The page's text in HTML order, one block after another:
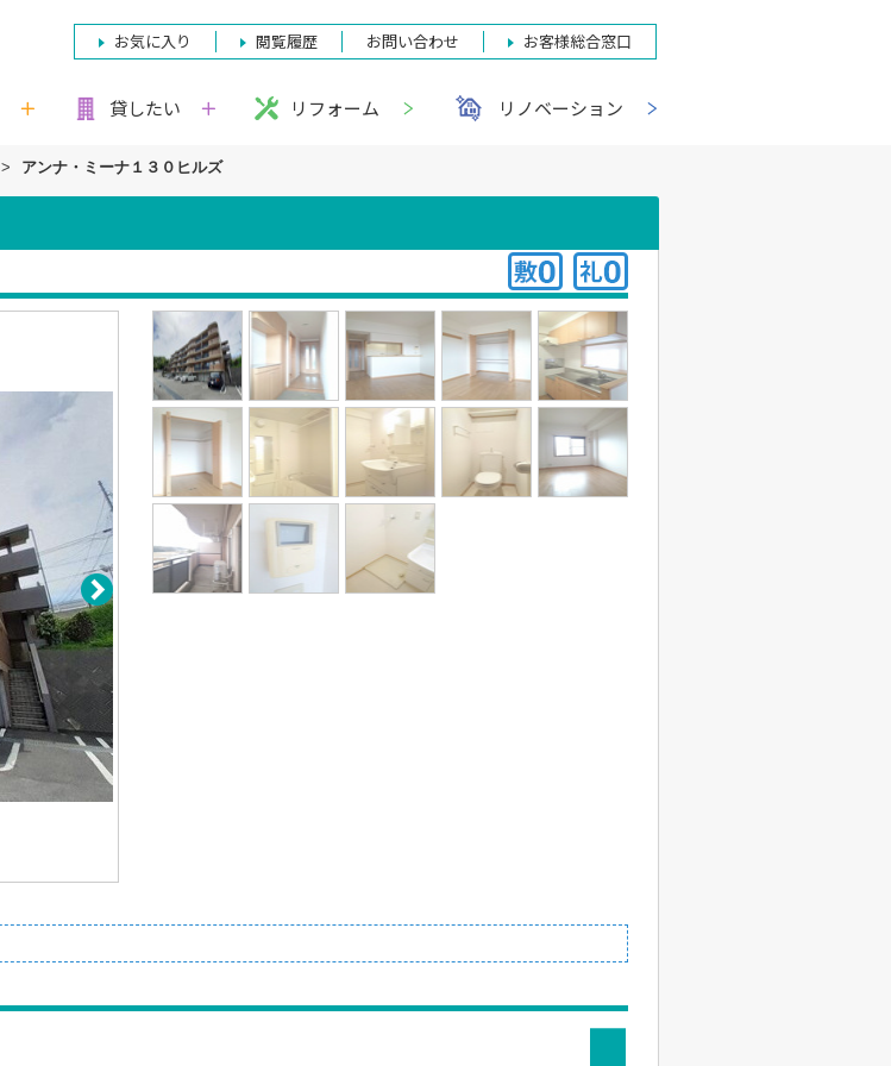
お気に入り 閲覧履歴 お問い合わせ お客様総合窓口
貸したい リフォーム リノベーション
> アンナ・ミーナ１３０ヒルズ